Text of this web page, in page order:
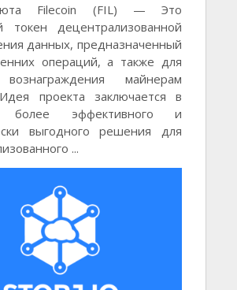
Filecoin (FIL) — Это
токен децентрализованной
данных, предназначенный
операций, а также для
майнерам
проекта заключается в
более эффективного и
выгодного решения для
...